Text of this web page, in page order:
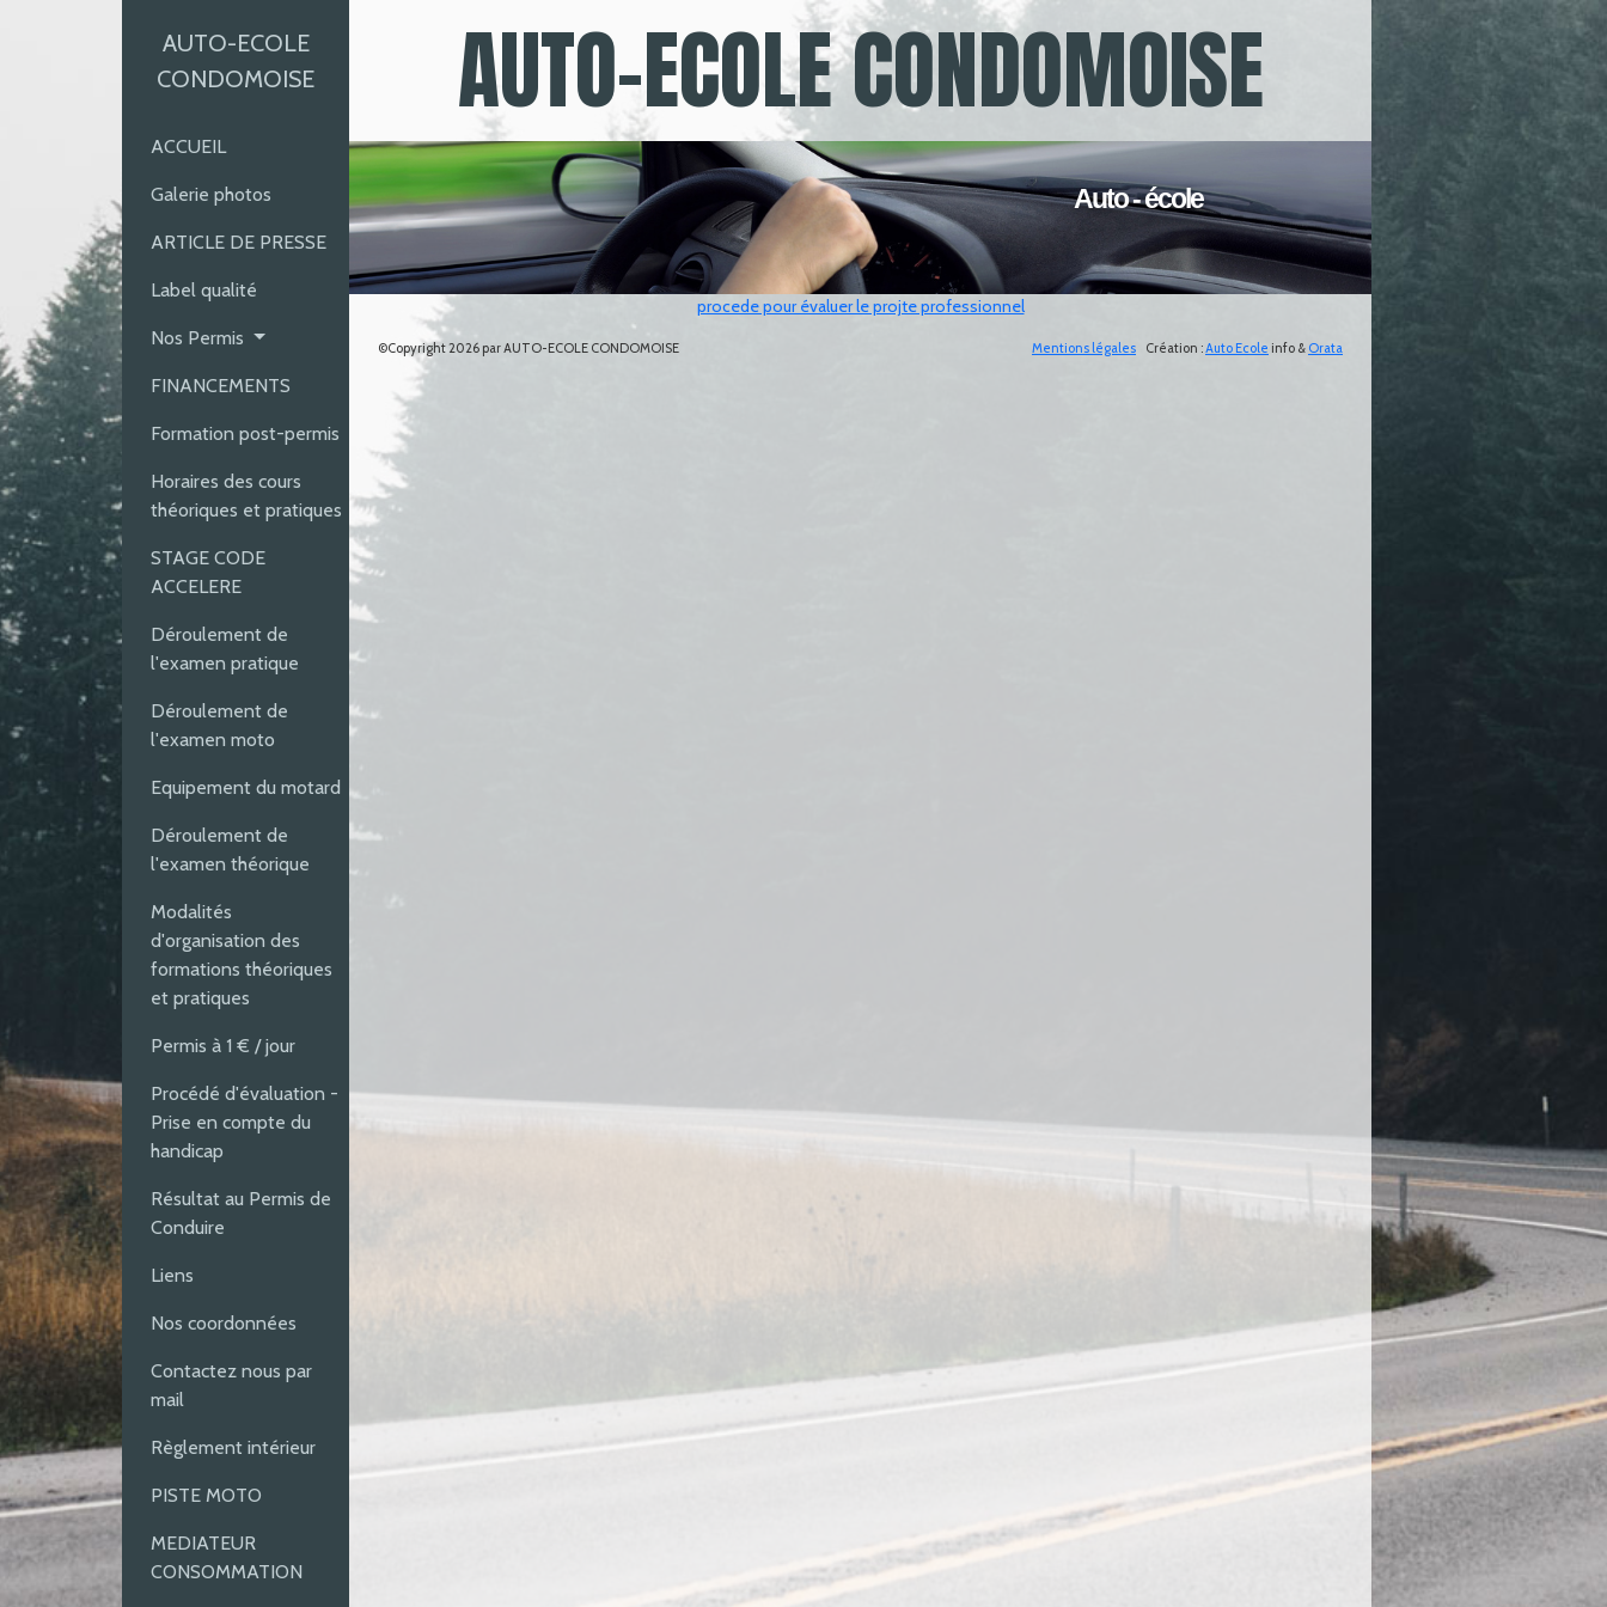
AUTO-ECOLE
CONDOMOISE
ACCUEIL
Galerie photos
ARTICLE DE PRESSE
Label qualité
Nos Permis
FINANCEMENTS
Formation post-permis
Horaires des cours
théoriques et pratiques
STAGE CODE
ACCELERE
Déroulement de
l'examen pratique
Déroulement de
l'examen moto
Equipement du motard
Déroulement de
l'examen théorique
Modalités
d'organisation des
formations théoriques
et pratiques
Permis à 1 € / jour
Procédé d'évaluation -
Prise en compte du
handicap
Résultat au Permis de
Conduire
Liens
Nos coordonnées
Contactez nous par
mail
Règlement intérieur
PISTE MOTO
MEDIATEUR
CONSOMMATION
AUTO-ECOLE CONDOMOISE
Formation routière
procede pour évaluer le projte professionnel
©Copyright 2026 par AUTO-ECOLE CONDOMOISE Mentions légales Création :Auto Ecole info & Orata